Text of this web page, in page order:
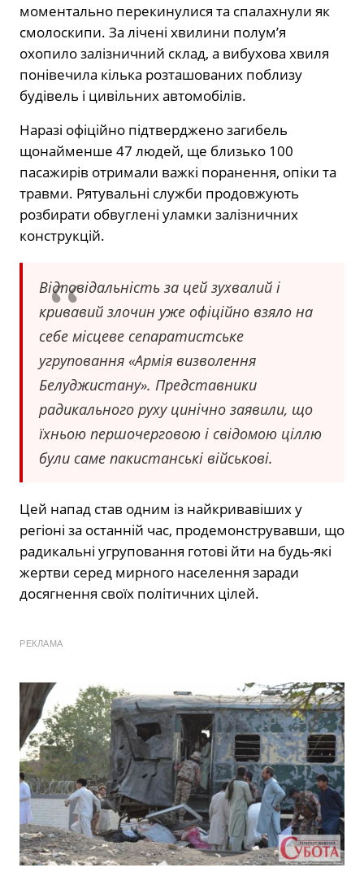
моментально перекинулися та спалахнули як
смолоскипи. За лічені хвилини полум’я
охопило залізничний склад, а вибухова хвиля
понівечила кілька розташованих поблизу
будівель і цивільних автомобілів.
Наразі офіційно підтверджено загибель
щонайменше 47 людей, ще близько 100
пасажирів отримали важкі поранення, опіки та
травми. Рятувальні служби продовжують
розбирати обвуглені уламки залізничних
конструкцій.
Відповідальність за цей зухвалий і
кривавий злочин уже офіційно взяло на
себе місцеве сепаратистське
угруповання «Армія визволення
Белуджистану». Представники
радикального руху цинічно заявили, що
їхньою першочерговою і свідомою ціллю
були саме пакистанські військові.
Цей напад став одним із найкривавіших у
регіоні за останній час, продемонструвавши, що
радикальні угруповання готові йти на будь-які
жертви серед мирного населення заради
досягнення своїх політичних цілей.
РЕКЛАМА